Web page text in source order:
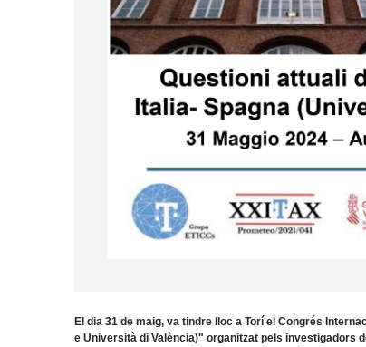
El dia 31 de maig, va tindre lloc a Torí el Congrés
e Università di València)" organitzat pels investigadors